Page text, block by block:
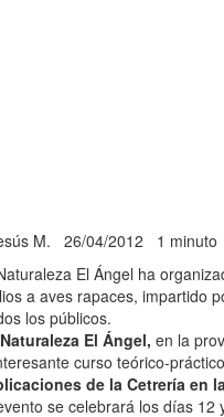
M. 26/04/2012 1 minuto
El Ángel ha
a aves rapaces, impartido
los públicos.
El Ángel, en la
curso teórico-
de la Cetrería en
se celebrará los días 12